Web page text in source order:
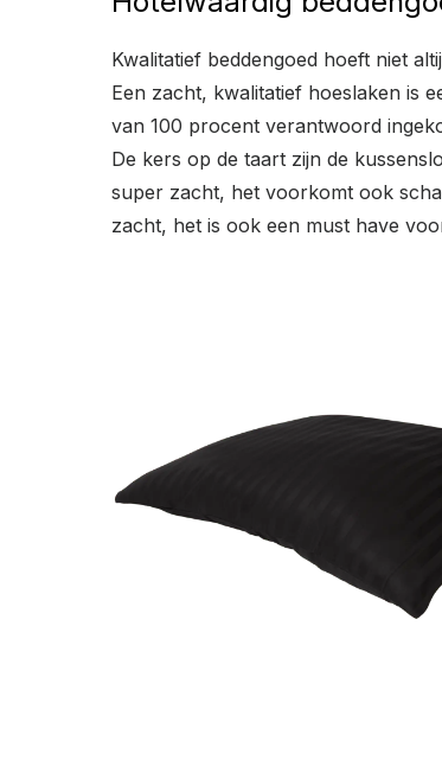
Kwalitatief beddengoed hoeft niet
Een zacht, kwalitatief hoeslaken is
van 100 procent verantwoord
De kers op de taart zijn de
super zacht, het voorkomt ook
zacht, het is ook een must have